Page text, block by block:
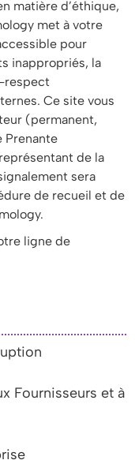
matière d’éthique,
met à votre
pour
inappropriés, la
respect
Ce site vous
(permanent,
Prenante
de la
sera
de recueil et de
ligne de
Fournisseurs et à